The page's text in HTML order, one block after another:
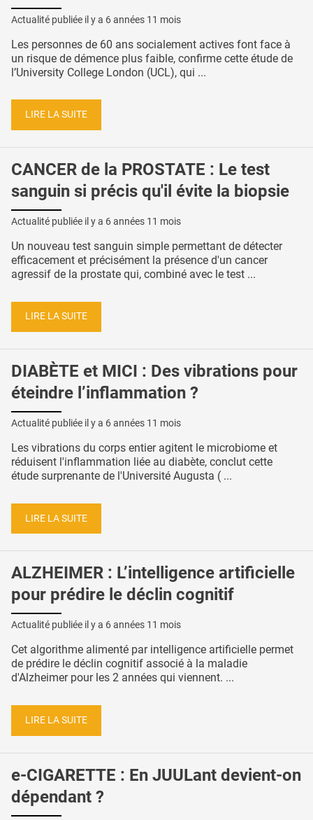
Actualité publiée il y a 6 années 11 mois
Les personnes de 60 ans socialement actives font face à
un risque de démence plus faible, confirme cette étude de
l’University College London (UCL), qui ...
LIRE LA SUITE
CANCER de la PROSTATE : Le test
sanguin si précis qu'il évite la biopsie
Actualité publiée il y a 6 années 11 mois
Un nouveau test sanguin simple permettant de détecter
efficacement et précisément la présence d'un cancer
agressif de la prostate qui, combiné avec le test ...
LIRE LA SUITE
DIABÈTE et MICI : Des vibrations pour
éteindre l’inflammation ?
Actualité publiée il y a 6 années 11 mois
Les vibrations du corps entier agitent le microbiome et
réduisent l'inflammation liée au diabète, conclut cette
étude surprenante de l'Université Augusta ( ...
LIRE LA SUITE
ALZHEIMER : L’intelligence artificielle
pour prédire le déclin cognitif
Actualité publiée il y a 6 années 11 mois
Cet algorithme alimenté par intelligence artificielle permet
de prédire le déclin cognitif associé à la maladie
d'Alzheimer pour les 2 années qui viennent. ...
LIRE LA SUITE
e-CIGARETTE : En JUULant devient-on
dépendant ?